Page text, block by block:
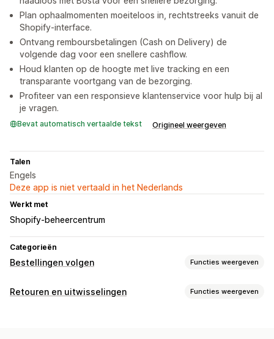
Plan ophaalmomenten moeiteloos in, rechtstreeks vanuit de
Shopify-interface.
Ontvang remboursbetalingen (Cash on Delivery) de
volgende dag voor een snellere cashflow.
Houd klanten op de hoogte met live tracking en een
transparante voortgang van de bezorging.
Profiteer van een responsieve klantenservice voor hulp bij al
je vragen.
Bevat automatisch vertaalde tekst Origineel weergeven
Talen
Engels
Deze app is niet vertaald in het Nederlands
Werkt met
Shopify-beheercentrum
Categorieën
Bestellingen volgen Functies weergeven
Tracking
Retouren en uitwisselingen Functies weergeven